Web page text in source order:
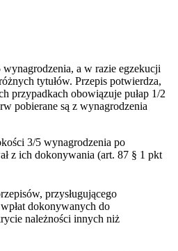
a w razie egzekucji
tytułów. Przepis potwierdza,
przypadkach obowiązuje pułap 1/2
pobierane są z wynagrodzenia
3/5 wynagrodzenia po
z ich dokonywania (art. 87 § 1 pkt
przysługującego
dokonywanych do
należności innych niż